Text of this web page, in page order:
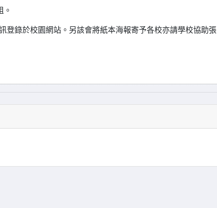
。
登錄於校園網站。另該會將紙本海報寄予各校亦請學校協助張